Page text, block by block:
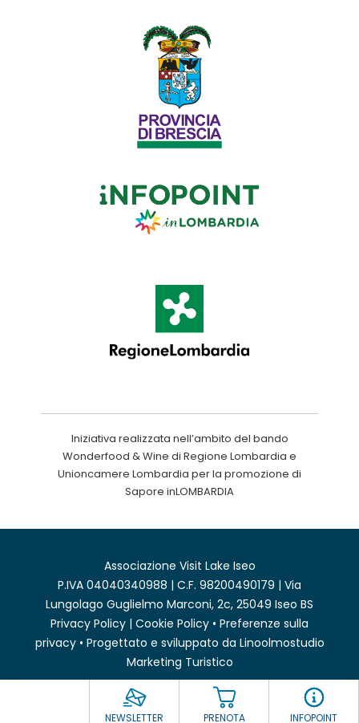
NEWSLETTER PRENOTA INFOPOINT
Iniziativa realizzata nell’ambito del bando
Wonderfood & Wine di Regione Lombardia e
Unioncamere Lombardia per la promozione di
Sapore inLOMBARDIA
Associazione Visit Lake Iseo
P.IVA 04040340988 | C.F. 98200490179 | Via
Lungolago Guglielmo Marconi, 2c, 25049 Iseo BS
Privacy Policy | Cookie Policy • Preferenze sulla
privacy• Progettato e sviluppato da Linoolmostudio
Marketing Turistico